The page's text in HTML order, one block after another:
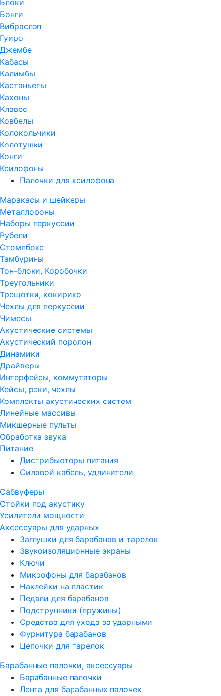
Блоки
Бонги
Вибраслэп
Гуиро
Джембе
Кабасы
Калимбы
Кастаньеты
Кахоны
Клавес
Ковбелы
Колокольчики
Колотушки
Конги
Ксилофоны
Палочки для ксилофона
Маракасы и шейкеры
Металлофоны
Наборы перкуссии
Рубели
Стомпбокс
Тамбурины
Тон-блоки, Коробочки
Треугольники
Трещотки, кокирико
Чехлы для перкуссии
Чимесы
Акустические системы
Акустический поролон
Динамики
Драйверы
Интерфейсы, коммутаторы
Кейсы, рэки, чехлы
Комплекты акустических систем
Линейные массивы
Микшерные пульты
Обработка звука
Питание
Дистрибьюторы питания
Силовой кабель, удлинители
Сабвуферы
Стойки под акустику
Усилители мощности
Аксессуары для ударных
Заглушки для барабанов и тарелок
Звукоизоляционные экраны
Ключи
Микрофоны для барабанов
Наклейки на пластик
Педали для барабанов
Подструнники (пружины)
Средства для ухода за ударными
Фурнитура барабанов
Цепочки для тарелок
Барабанные палочки, аксессуары
Барабанные палочки
Лента для барабанных палочек